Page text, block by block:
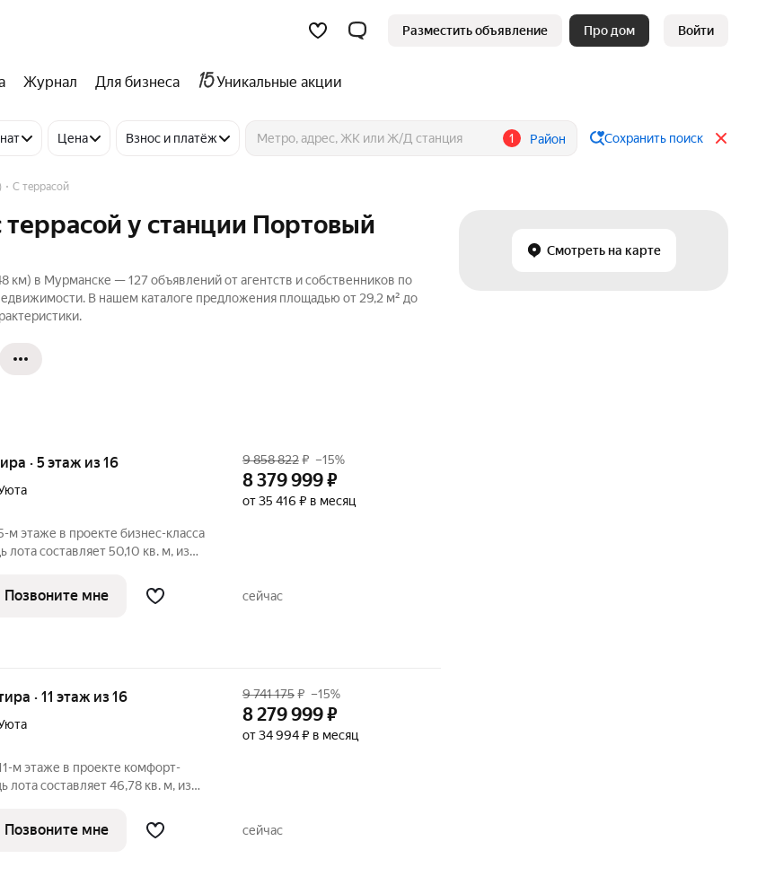
Разместить объявление Про дом Войти
Журнал Для бизнеса Уникальные акции
Цена Взнос и платёж 1 Район Сохранить поиск
Смотреть на карте
С террасой
террасой у станции Портовый
км) в Мурманске — 127 объявлений от агентств и собственников по
В нашем каталоге предложения площадью от 29,2 м² до
· 5 этаж из 16
м этаже в проекте бизнес-класса
составляет 50,10 кв. м, из
281. Старт продаж!
9 858 822₽ –15%
8 379 999₽
от 35 416 ₽ в месяц
Позвоните мне сейчас
· 11 этаж из 16
м этаже в проекте комфорт-
лота составляет 46,78 кв. м, из
квартиры: компактная
9 741 175₽ –15%
8 279 999₽
от 34 994 ₽ в месяц
Позвоните мне сейчас